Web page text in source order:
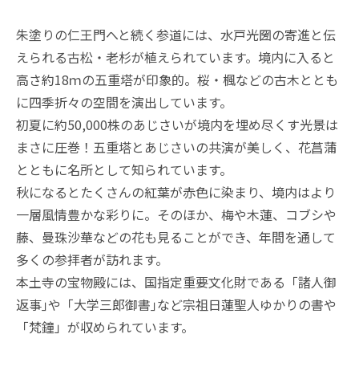
朱塗りの仁王門へと続く参道には、水戸光圀の寄進と伝
えられる古松・老杉が植えられています。境内に入ると
高さ約18ｍの五重塔が印象的。桜・楓などの古木ととも
に四季折々の空間を演出しています。
初夏に約50,000株のあじさいが境内を埋め尽くす光景は
まさに圧巻！五重塔とあじさいの共演が美しく、花菖蒲
とともに名所として知られています。
秋になるとたくさんの紅葉が赤色に染まり、境内はより
一層風情豊かな彩りに。そのほか、梅や木蓮、コブシや
藤、曼珠沙華などの花も見ることができ、年間を通して
多くの参拝者が訪れます。
本土寺の宝物殿には、国指定重要文化財である「諸人御
返事｣や「大学三郎御書｣など宗祖日蓮聖人ゆかりの書や
「梵鐘」が収められています。